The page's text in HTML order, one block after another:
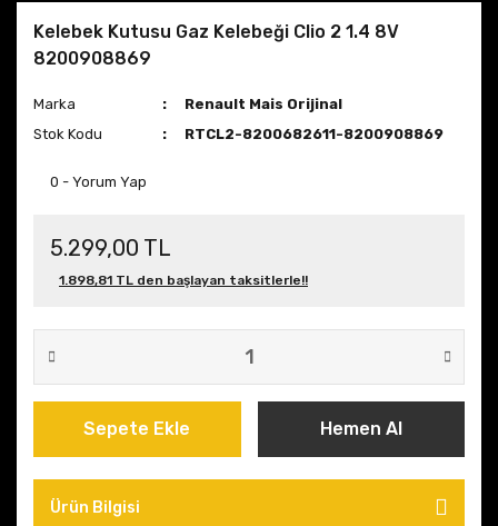
Kelebek Kutusu Gaz Kelebeği Clio 2 1.4 8V
8200908869
Marka
Renault Mais Orijinal
Stok Kodu
RTCL2-8200682611-8200908869
0 - Yorum Yap
5.299,00 TL
1.898,81 TL den başlayan taksitlerle!!
Sepete Ekle Hemen Al
Ürün Bilgisi